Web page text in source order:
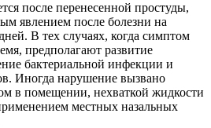
после перенесенной простуды,
явлением после болезни на
В тех случаях, когда симптом
предполагают развитие
бактериальной инфекции и
Иногда нарушение вызвано
в помещении, нехваткой жидкости
местных назальных